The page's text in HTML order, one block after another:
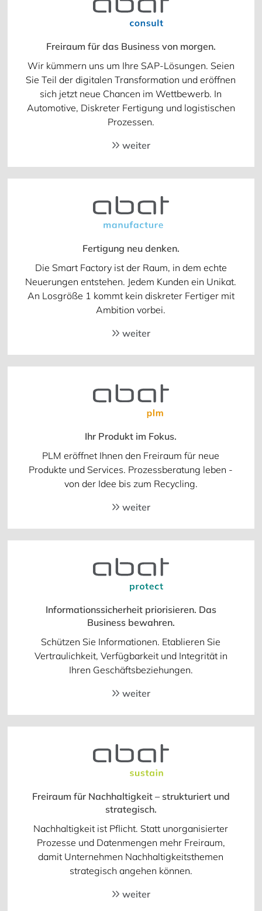
Freiraum für das Business von morgen.
Wir kümmern uns um Ihre SAP-Lösungen. Seien
Sie Teil der digitalen Transformation und eröffnen
sich jetzt neue Chancen im Wettbewerb. In
Automotive, Diskreter Fertigung und logistischen
Prozessen.
weiter
Fertigung neu denken.
Die Smart Factory ist der Raum, in dem echte
Neuerungen entstehen. Jedem Kunden ein Unikat.
An Losgröße 1 kommt kein diskreter Fertiger mit
Ambition vorbei.
weiter
Ihr Produkt im Fokus.
PLM eröffnet Ihnen den Freiraum für neue
Produkte und Services. Prozessberatung leben -
von der Idee bis zum Recycling.
weiter
Informationssicherheit priorisieren. Das
Business bewahren.
Schützen Sie Informationen. Etablieren Sie
Vertraulichkeit, Verfügbarkeit und Integrität in
Ihren Geschäftsbeziehungen.
weiter
Freiraum für Nachhaltigkeit – strukturiert und
strategisch.
Nachhaltigkeit ist Pflicht. Statt unorganisierter
Prozesse und Datenmengen mehr Freiraum,
damit Unternehmen Nachhaltigkeitsthemen
strategisch angehen können.
weiter